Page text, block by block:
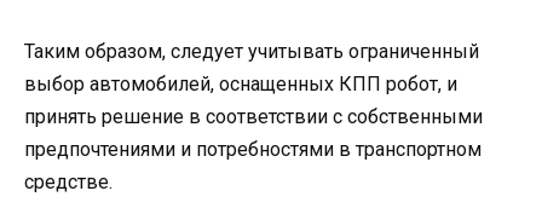
Таким образом, следует учитывать ограниченный
выбор автомобилей, оснащенных КПП робот, и
принять решение в соответствии с собственными
предпочтениями и потребностями в транспортном
средстве.